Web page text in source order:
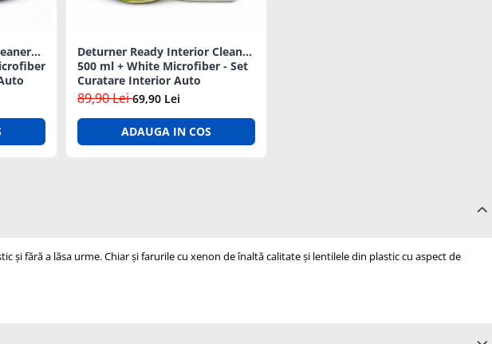
Deturner Ready Interior Cleaner
500 ml + White Microfiber - Set
Curatare Interior Auto
89,90 Lei69,90 Lei
ADAUGA IN COS
și fără a lăsa urme. Chiar și farurile cu xenon de înaltă calitate și lentilele din plastic cu aspect de